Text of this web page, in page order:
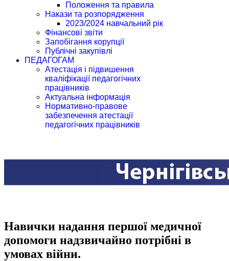
Положення та правила
Накази та розпорядження
2023/2024 навчальний рік
Фінансові звіти
Запобігання корупції
Публічні закупівлі
ПЕДАГОГАМ
Атестація і підвишення
кваліфікації педагогічних
працівників
Актуальна інформація
Нормативно-правове
забезпечення атестації
педагогічних працівників
Навички надання першої медичної
допомоги надзвичайно потрібні в
умовах війни.